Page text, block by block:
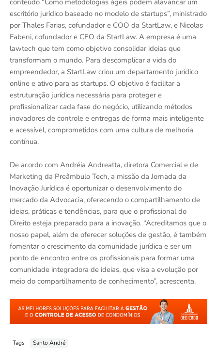
conteúdo “Como metodologias ágeis podem alavancar um
escritório jurídico baseado no modelo de startups”, ministrado
por Thales Farias, cofundador e COO da StartLaw, e Nicolas
Fabeni, cofundador e CEO da StartLaw. A empresa é uma
lawtech que tem como objetivo consolidar ideias que
transformam o mundo. Para descomplicar a vida do
empreendedor, a StartLaw criou um departamento jurídico
online e ativo para as startups. O objetivo é facilitar a
estruturação jurídica necessária para proteger e
profissionalizar cada fase do negócio, utilizando métodos
inovadores de controle e entregas de forma mais inteligente
e acessível, comprometidos com uma cultura de melhoria
contínua.
De acordo com Andréia Andreatta, diretora Comercial e de
Marketing da Preâmbulo Tech, a missão da Jornada da
Inovação Jurídica é oportunizar o desenvolvimento do
mercado da Advocacia, oferecendo o compartilhamento de
ideias, práticas e tendências, para que o profissional do
Direito esteja preparado para a inovação. “Acreditamos que o
nosso papel, além de oferecer soluções de gestão, é também
fomentar o crescimento da comunidade jurídica e ser um
ponto de encontro entre os profissionais para formar uma
comunidade integradora de ideias, que visa a evolução por
meio do compartilhamento de conhecimento”, acrescenta.
Tags Santo André